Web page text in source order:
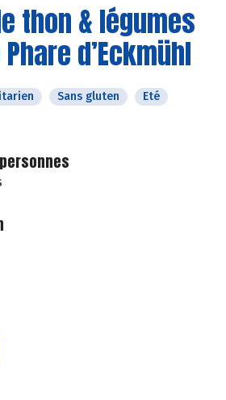
thon & légumes
d’Eckmühl
Sans gluten
Eté